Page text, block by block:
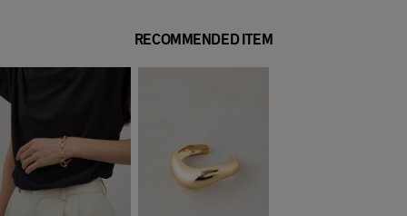
RECOMMENDED ITEM